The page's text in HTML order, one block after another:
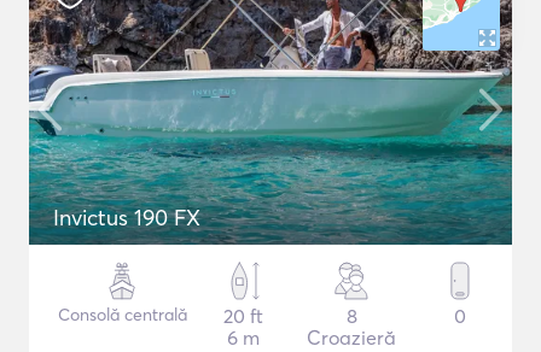
Invictus 190 FX
Consolă centrală
20 ft
6 m
8
Croazieră
0